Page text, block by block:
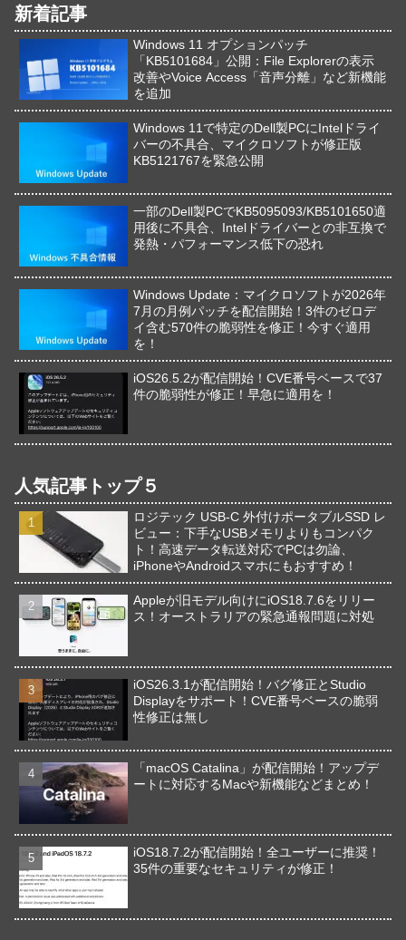
新着記事
Windows 11 オプションパッチ
「KB5101684」公開：File Explorerの表示
改善やVoice Access「音声分離」など新機能
を追加
Windows 11で特定のDell製PCにIntelドライ
バーの不具合、マイクロソフトが修正版
KB5121767を緊急公開
一部のDell製PCでKB5095093/KB5101650適
用後に不具合、Intelドライバーとの非互換で
発熱・パフォーマンス低下の恐れ
Windows Update：マイクロソフトが2026年
7月の月例パッチを配信開始！3件のゼロデ
イ含む570件の脆弱性を修正！今すぐ適用
を！
iOS26.5.2が配信開始！CVE番号ベースで37
件の脆弱性が修正！早急に適用を！
人気記事トップ５
ロジテック USB-C 外付けポータブルSSD レ
ビュー：下手なUSBメモリよりもコンパク
ト！高速データ転送対応でPCは勿論、
iPhoneやAndroidスマホにもおすすめ！
Appleが旧モデル向けにiOS18.7.6をリリー
ス！オーストラリアの緊急通報問題に対処
iOS26.3.1が配信開始！バグ修正とStudio
Displayをサポート！CVE番号ベースの脆弱
性修正は無し
「macOS Catalina」が配信開始！アップデ
ートに対応するMacや新機能などまとめ！
iOS18.7.2が配信開始！全ユーザーに推奨！
35件の重要なセキュリティが修正！